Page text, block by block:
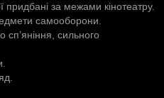
за межами кінотеатру.
самооборони.
сп’яніння, сильного